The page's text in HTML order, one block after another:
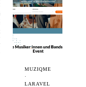
MUZIQME
·
LARAVEL